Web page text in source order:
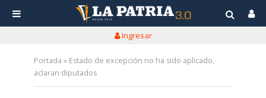
Ingresar
Portada » Estado de excepción no ha sido aplicado,
aclaran diputados